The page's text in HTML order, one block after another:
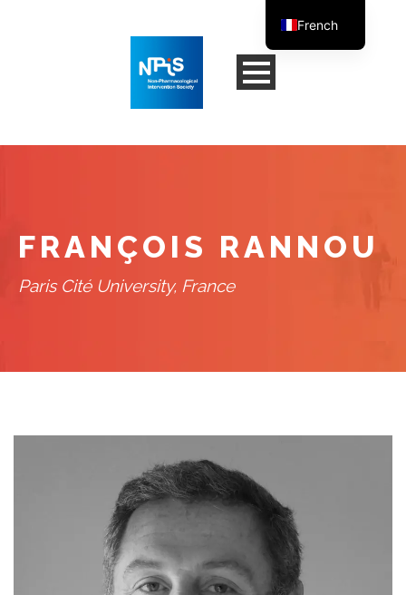
FRANÇOIS RANNOU
Paris Cité University, France
French
English